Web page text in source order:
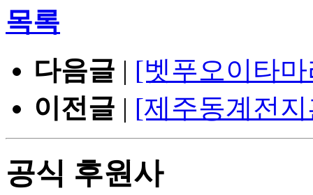
목록
다음글 | [벳푸오이타
이전글 | [제주동계전
공식 후원사